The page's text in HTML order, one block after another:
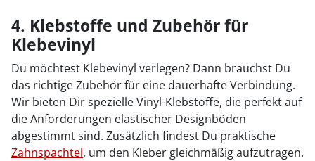
4. Klebstoffe und Zubehör für
Klebevinyl
Du möchtest Klebevinyl verlegen? Dann brauchst Du
das richtige Zubehör für eine dauerhafte Verbindung.
Wir bieten Dir spezielle Vinyl-Klebstoffe, die perfekt auf
die Anforderungen elastischer Designböden
abgestimmt sind. Zusätzlich findest Du praktische
Zahnspachtel, um den Kleber gleichmäßig aufzutragen.